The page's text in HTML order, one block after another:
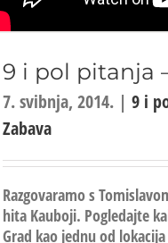
9 i pol pitanja
7. svibnja, 2014. | 9 i
Zabava
Razgovaramo s
hita Kauboji. Pogledajte
Grad kao jednu od